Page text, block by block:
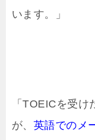
います。」
「TOEICを受
が、 英語でのメ